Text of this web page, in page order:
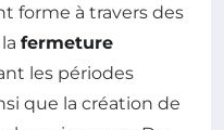
forme à travers des
fermeture
les périodes
que la création de